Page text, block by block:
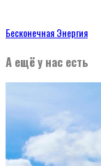
Бесконечная Энергия
А ещё у нас есть